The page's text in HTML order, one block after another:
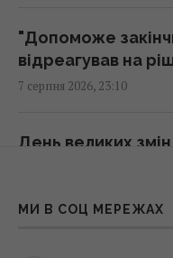
У сумнозвісних
крейсер за $5
"Допоможе
відреагував на
7 серпня 2026, 23:10
День великих змін
МИ В СОЦ МЕРЕЖАХ